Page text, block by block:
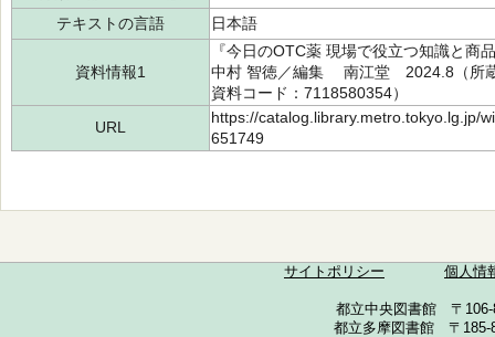
テキストの言語
日本語
資料情報1
『今日のOTC薬 現場で役立つ知識と
中村 智徳／編集 南江堂 2024.8（
資料コード：7118580354）
URL
https://catalog.library.metro.tokyo.lg.jp/
651749
サイトポリシー 個人情
都立中央図書館 〒
都立多摩図書館 〒185-